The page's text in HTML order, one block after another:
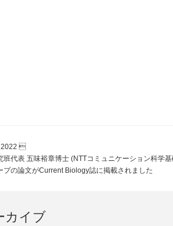

班代表 五味裕章博士 (NTTコミュニケーション科学
プの論文がCurrent Biology誌に掲載されました
カイブ